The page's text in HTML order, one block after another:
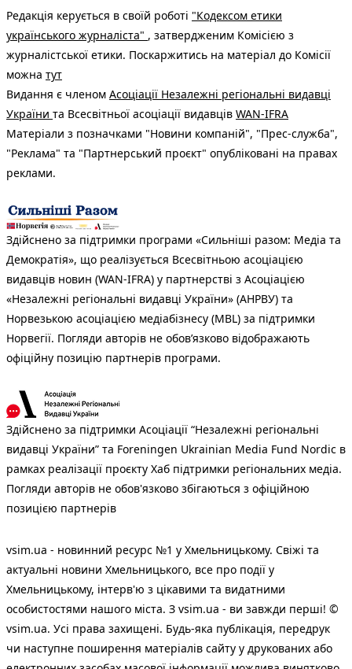
Редакція керується в своїй роботі "Кодексом етики
українського журналіста" , затвердженим Комісією з
журналістської етики. Поскаржитись на матеріал до Комісії
можна тут
Видання є членом Асоціації Незалежні регіональні видавці
України та Всесвітньої асоціації видавців WAN-IFRA
Матеріали з позначками "Новини компаній", "Прес-служба",
"Реклама" та "Партнерський проєкт" опубліковані на правах
реклами.
Здійснено за підтримки програми «Сильніші разом: Медіа та
Демократія», що реалізується Всесвітньою асоціацією
видавців новин (WAN-IFRA) у партнерстві з Асоціацією
«Незалежні регіональні видавці України» (АНРВУ) та
Норвезькою асоціацією медіабізнесу (MBL) за підтримки
Норвегії. Погляди авторів не обов’язково відображають
офіційну позицію партнерів програми.
Здійснено за підтримки Асоціації “Незалежні регіональні
видавці України” та Foreningen Ukrainian Media Fund Nordic в
рамках реалізації проєкту Хаб підтримки регіональних медіа.
Погляди авторів не обов'язково збігаються з офіційною
позицією партнерів
vsim.ua - новинний ресурс №1 у Хмельницькому. Свіжі та
актуальні новини Хмельницького, все про події у
Хмельницькому, інтерв'ю з цікавими та видатними
особистостями нашого міста. З vsim.ua - ви завжди перші! ©
vsim.ua. Усі права захищені. Будь-яка публiкацiя, передрук
чи наступне поширення матеріалів сайту у друкованих або